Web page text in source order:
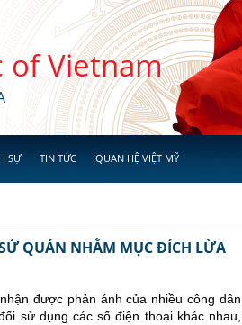
of Vietnam
SỰ TIN TỨC QUAN HỆ VIỆT MỸ
QUÁN NHẰM MỤC ĐÍCH LỪA
được phản ánh của nhiều công dân
sử dụng các số điện thoại khác nhau,